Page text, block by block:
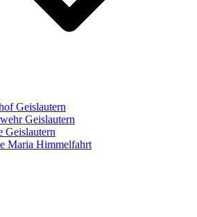
Geislautern
Geislautern
Geislautern
Maria Himmelfahrt